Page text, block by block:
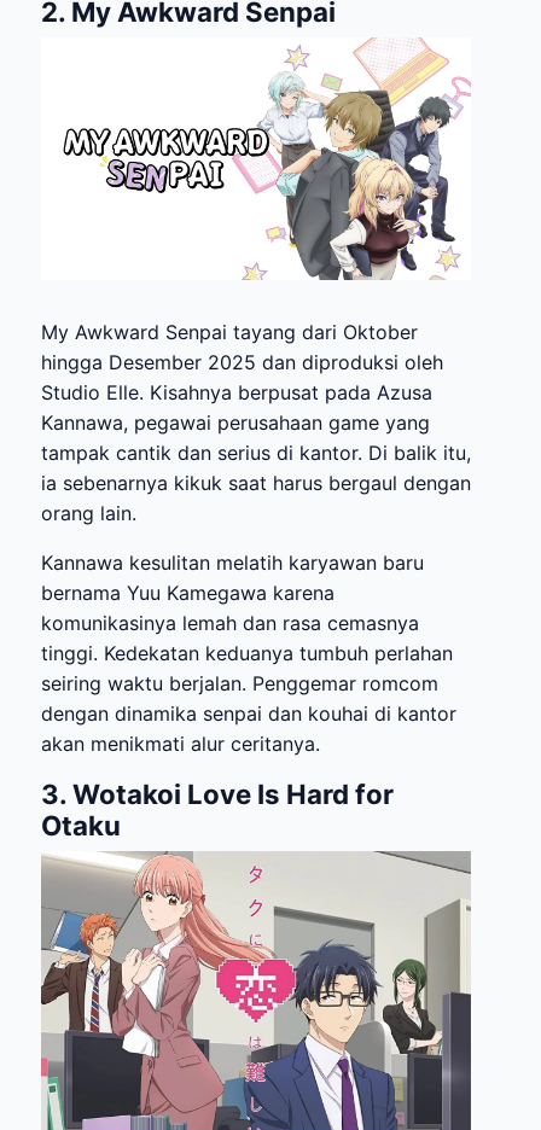
2. My Awkward Senpai
My Awkward Senpai tayang dari Oktober
hingga Desember 2025 dan diproduksi oleh
Studio Elle. Kisahnya berpusat pada Azusa
Kannawa, pegawai perusahaan game yang
tampak cantik dan serius di kantor. Di balik itu,
ia sebenarnya kikuk saat harus bergaul dengan
orang lain.
Kannawa kesulitan melatih karyawan baru
bernama Yuu Kamegawa karena
komunikasinya lemah dan rasa cemasnya
tinggi. Kedekatan keduanya tumbuh perlahan
seiring waktu berjalan. Penggemar romcom
dengan dinamika senpai dan kouhai di kantor
akan menikmati alur ceritanya.
3. Wotakoi Love Is Hard for
Otaku